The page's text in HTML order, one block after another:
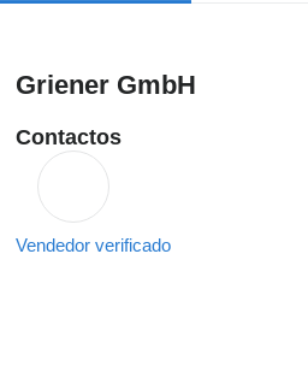
Griener GmbH
Contactos
Vendedor verificado